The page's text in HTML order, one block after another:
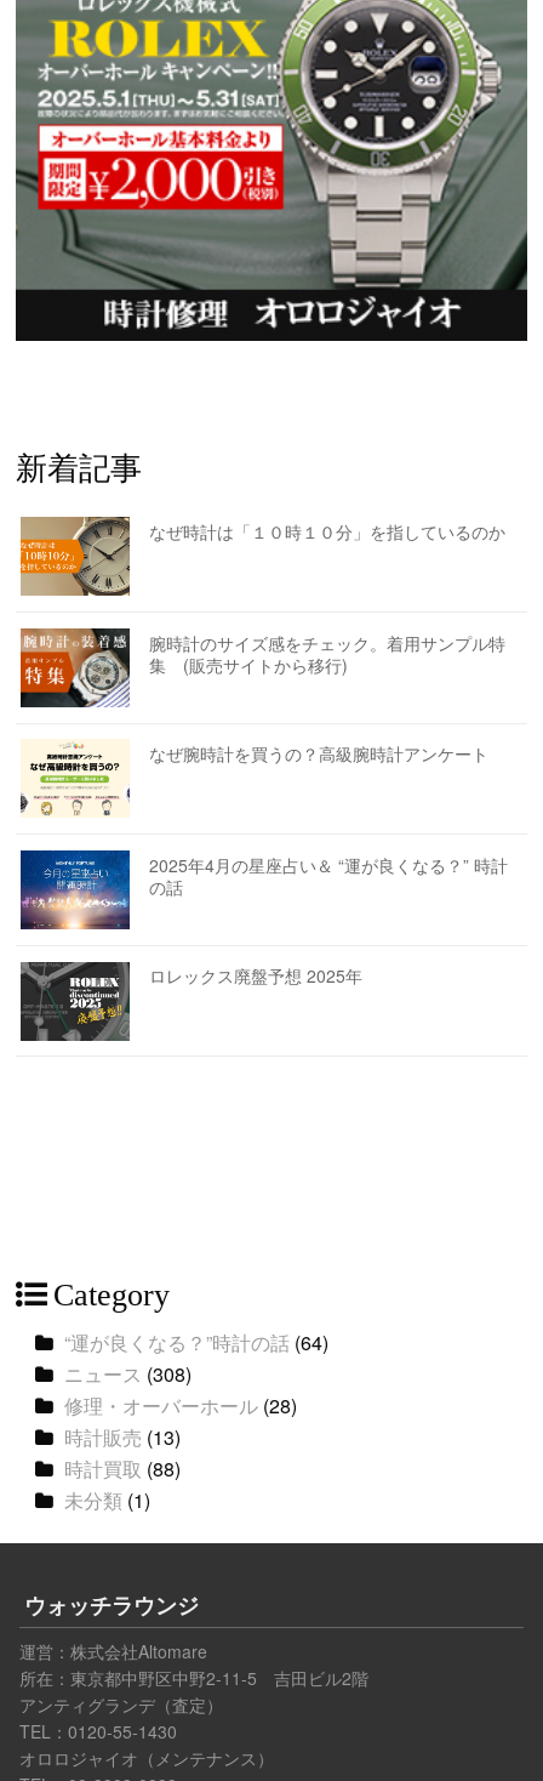
新着記事
なぜ時計は「１０時１０分」を指しているのか
腕時計のサイズ感をチェック。着用サンプル特
集 (販売サイトから移行)
なぜ腕時計を買うの？高級腕時計アンケート
2025年4月の星座占い＆ “運が良くなる？” 時計
の話
ロレックス廃盤予想 2025年
Category
“運が良くなる？”時計の話 (64)
ニュース (308)
修理・オーバーホール (28)
時計販売 (13)
時計買取 (88)
未分類 (1)
ウォッチラウンジ
運営： 株式会社Altomare
所在：東京都中野区中野2-11-5 吉田ビル2階
アンティグランデ（査定）
TEL：0120-55-1430
オロロジャイオ（メンテナンス）